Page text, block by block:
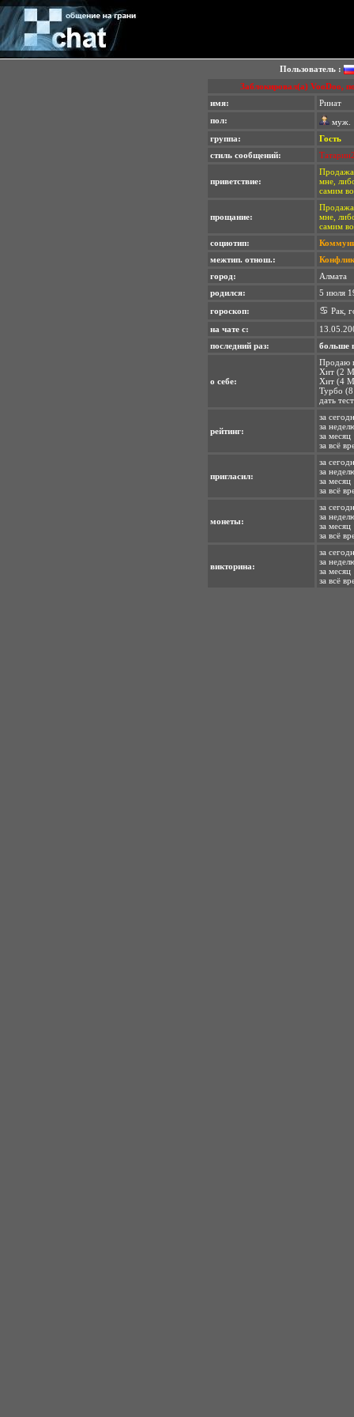
Пользователь :
Заблокировал(а) VooDoo,
имя:
Ринат
пол:
муж.
группа:
Гость
стиль сообщений:
приветствие:
Продажа
мне,
самим
прощание:
Продажа
мне,
самим
cоциотип:
межтип. отнош.:
город:
Алмата
родился:
5 июля
гороскоп:
♋ Рак,
на чате с:
последний раз:
больше
о себе:
Продаю
Хит (2
Хит (4
Турбо
дать
рейтинг:
за
за
за
за всё
пригласил:
за
за
за
за всё
монеты:
за
за
за
за всё
викторина:
за
за
за
за всё